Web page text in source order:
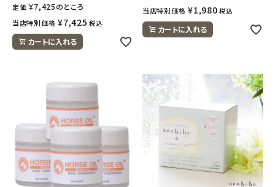
定価 ¥7,425のところ
当店特別価格 ¥7,425 税込
カートに入れる
当店特別価格 ¥1,980 税込
カートに入れる